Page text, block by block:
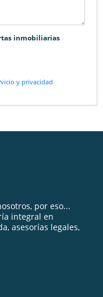
inmobiliarias
y privacidad
por eso...
integral en
asesorías legales,